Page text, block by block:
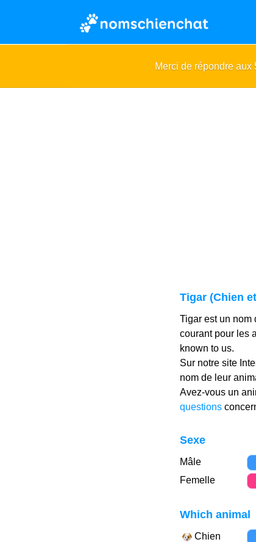
Merci de répondre
Tigar (Chien
Tigar est un nom
courant pour les
known to us.
Sur notre site
nom de leur
Avez-vous un
questions
Sexe
Mâle
Femelle
Which animal
Chien